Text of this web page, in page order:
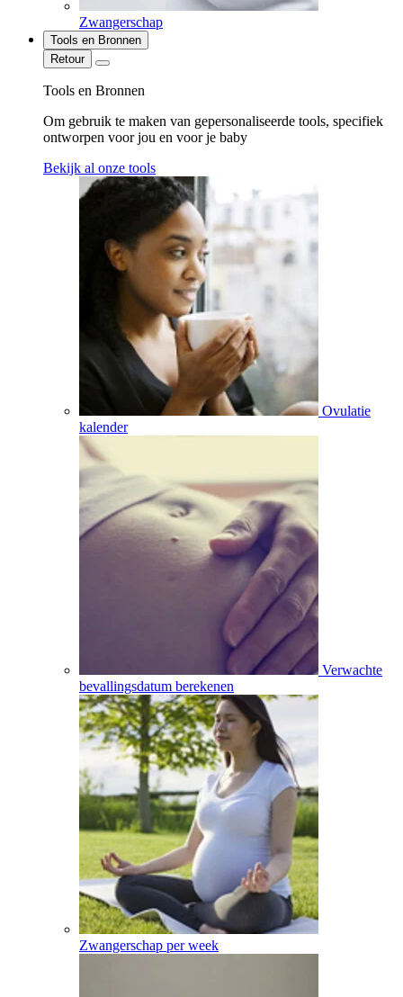
Zwangerschap
Tools en Bronnen
Retour
Tools en Bronnen
Om gebruik te maken van gepersonaliseerde tools, specifiek
ontworpen voor jou en voor je baby
Bekijk al onze tools
Ovulatie
kalender
Verwachte
bevallingsdatum berekenen
Zwangerschap per week